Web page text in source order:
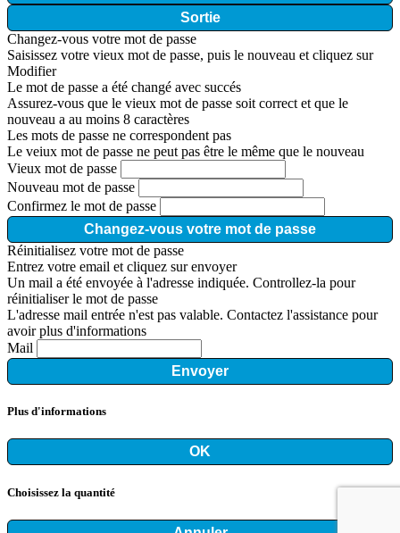
Sortie
Changez-vous votre mot de passe
Saisissez votre vieux mot de passe, puis le nouveau et cliquez sur
Modifier
Le mot de passe a été changé avec succés
Assurez-vous que le vieux mot de passe soit correct et que le
nouveau a au moins 8 caractères
Les mots de passe ne correspondent pas
Le veiux mot de passe ne peut pas être le même que le nouveau
Vieux mot de passe
Nouveau mot de passe
Confirmez le mot de passe
Changez-vous votre mot de passe
Réinitialisez votre mot de passe
Entrez votre email et cliquez sur envoyer
Un mail a été envoyée à l'adresse indiquée. Controllez-la pour
réinitialiser le mot de passe
L'adresse mail entrée n'est pas valable. Contactez l'assistance pour
avoir plus d'informations
Mail
Envoyer
Plus d'informations
OK
Choisissez la quantité